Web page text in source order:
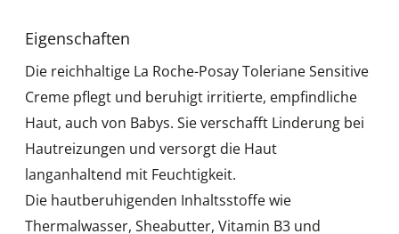
Eigenschaften
Die reichhaltige La Roche-Posay Toleriane Sensitive
Creme pflegt und beruhigt irritierte, empfindliche
Haut, auch von Babys. Sie verschafft Linderung bei
Hautreizungen und versorgt die Haut
langanhaltend mit Feuchtigkeit.
Die hautberuhigenden Inhaltsstoffe wie
Thermalwasser, Sheabutter, Vitamin B3 und